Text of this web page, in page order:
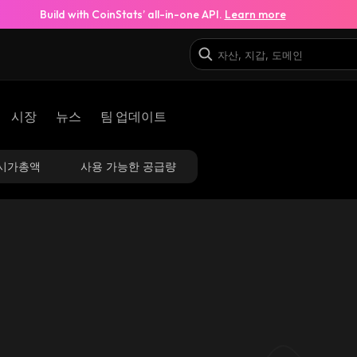
Build with CoinStats’ all-in-one API. Learn more
시장 뉴스 팀 업데이트
가총액 사용 가능한 공급량